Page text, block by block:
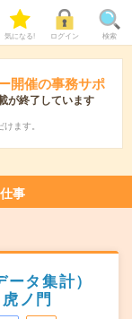
気になる! ログイン 検索
開催の事務サポ
が終了しています
ます。
事
タ集計）
ノ門